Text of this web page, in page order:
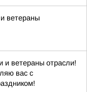
ветераны
и ветераны отрасли!
вас с